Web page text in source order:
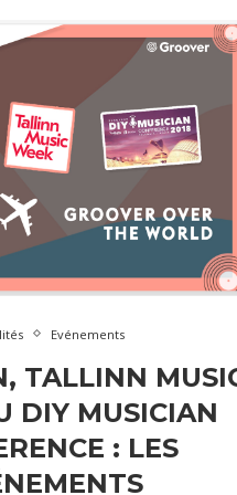
Evénements
TALLINN
DIY MUSICIAN
: LES